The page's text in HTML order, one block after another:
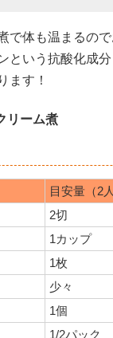
で体も温まるの
という抗酸化成
ます！
リーム煮
目安量（2
2切
1カップ
1枚
少々
1個
1/2パック